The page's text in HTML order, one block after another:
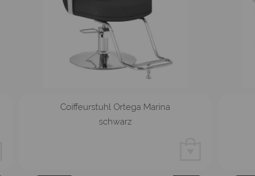
Coiffeurstuhl Ortega Marina
schwarz